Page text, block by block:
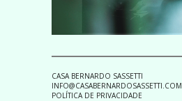
CASA BERNARDO SASSETTI
INFO@CASABERNARDOSASSETTI.COM
POLÍTICA DE PRIVACIDADE